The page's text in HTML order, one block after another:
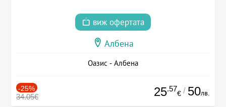
виж офертата
Албена
Оазис - Албена
-25%
34.05€ 25.57
€ / 50лв.